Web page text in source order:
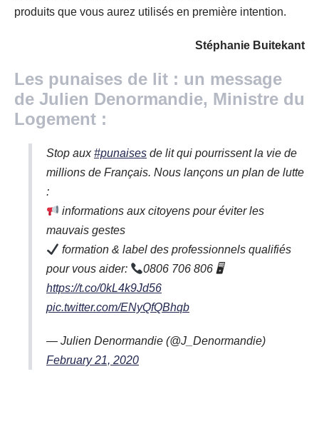
produits que vous aurez utilisés en première intention.
Stéphanie Buitekant
Les punaises de lit : un message
de Julien Denormandie, Ministre du
Logement :
Stop aux#punaises de lit qui pourrissent la vie de
millions de Français. Nous lançons un plan de lutte
:
informations aux citoyens pour éviter les
mauvais gestes
formation & label des professionnels qualifiés
pour vous aider:
0806 706 806 🖥
https://t.co/0kL4k9Jd56
pic.twitter.com/ENyQfQBhqb
— Julien Denormandie (@J_Denormandie)
February 21, 2020